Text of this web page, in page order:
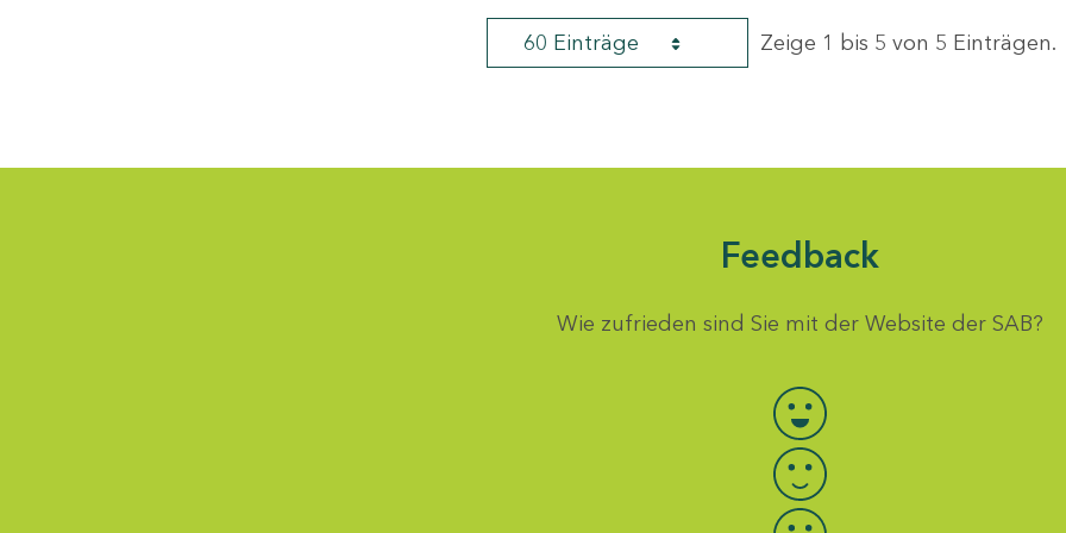
60 Einträge Zeige 1 bis 5 von 5 Einträgen.
Feedback
Wie zufrieden sind Sie mit der Website der SAB?
Bewertung auswählen